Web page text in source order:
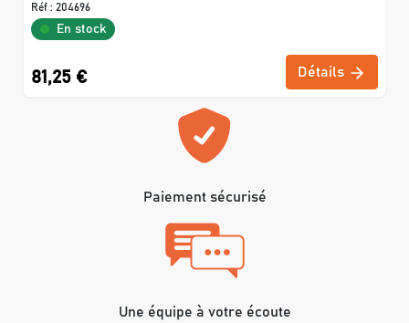
Réf : 204696
En stock
81,25 € Détails
Paiement sécurisé
Une équipe à votre écoute